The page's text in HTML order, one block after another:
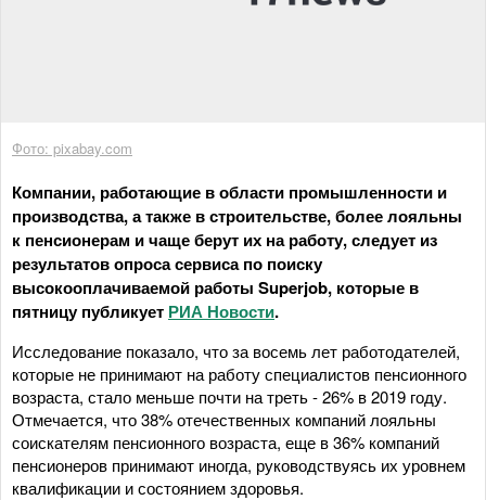
Фото: pixabay.com
Компании, работающие в области промышленности и
производства, а также в строительстве, более лояльны
к пенсионерам и чаще берут их на работу, следует из
результатов опроса сервиса по поиску
высокооплачиваемой работы Superjob, которые в
пятницу публикует РИА Новости.
Исследование показало, что за восемь лет работодателей,
которые не принимают на работу специалистов пенсионного
возраста, стало меньше почти на треть - 26% в 2019 году.
Отмечается, что 38% отечественных компаний лояльны
соискателям пенсионного возраста, еще в 36% компаний
пенсионеров принимают иногда, руководствуясь их уровнем
квалификации и состоянием здоровья.